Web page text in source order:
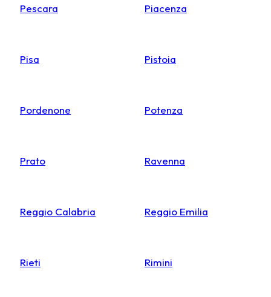
Pescara Piacenza
Pisa Pistoia
Pordenone Potenza
Prato Ravenna
Reggio Calabria Reggio Emilia
Rieti Rimini